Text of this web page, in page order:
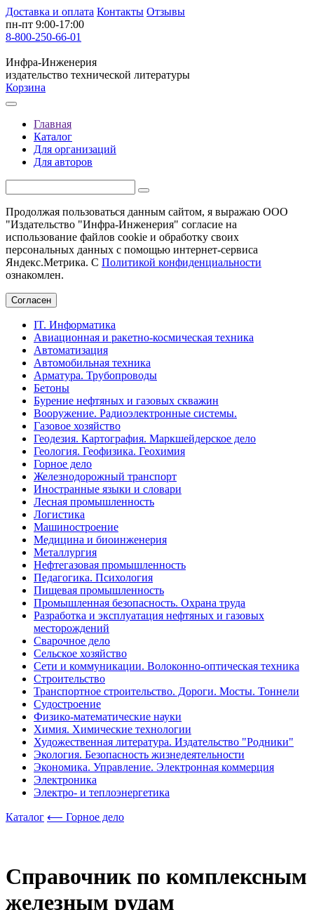
Доставка и оплата Контакты Отзывы
пн-пт 9:00-17:00
8-800-250-66-01
Инфра-Инженерия
издательство технической литературы
Корзина
Главная
Каталог
Для организаций
Для авторов
Продолжая пользоваться данным сайтом, я выражаю ООО
"Издательство "Инфра-Инженерия" согласие на
использование файлов cookie и обработку своих
персональных данных с помощью интернет-сервиса
Яндекс.Метрика. С Политикой конфиденциальности
ознакомлен.
Согласен
IT. Информатика
Авиационная и ракетно-космическая техника
Автоматизация
Автомобильная техника
Арматура. Трубопроводы
Бетоны
Бурение нефтяных и газовых скважин
Вооружение. Радиоэлектронные системы.
Газовое хозяйство
Геодезия. Картография. Маркшейдерское дело
Геология. Геофизика. Геохимия
Горное дело
Железнодорожный транспорт
Иностранные языки и словари
Лесная промышленность
Логистика
Машиностроение
Медицина и биоинженерия
Металлургия
Нефтегазовая промышленность
Педагогика. Психология
Пищевая промышленность
Промышленная безопасность. Охрана труда
Разработка и эксплуатация нефтяных и газовых
месторождений
Сварочное дело
Сельское хозяйство
Сети и коммуникации. Волоконно-оптическая техника
Строительство
Транспортное строительство. Дороги. Мосты. Тоннели
Судостроение
Физико-математические науки
Химия. Химические технологии
Художественная литература. Издательство "Родники"
Экология. Безопасность жизнедеятельности
Экономика. Управление. Электронная коммерция
Электроника
Электро- и теплоэнергетика
Каталог ⟵ Горное дело
Справочник по комплексным
железным рудам